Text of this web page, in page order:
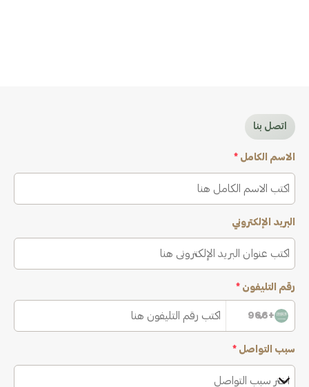
اتصل بنا
الاسم الكامل *
البريد الإلكتروني
رقم التليفون *
+966
سبب التواصل *
اختر سبب التواصل